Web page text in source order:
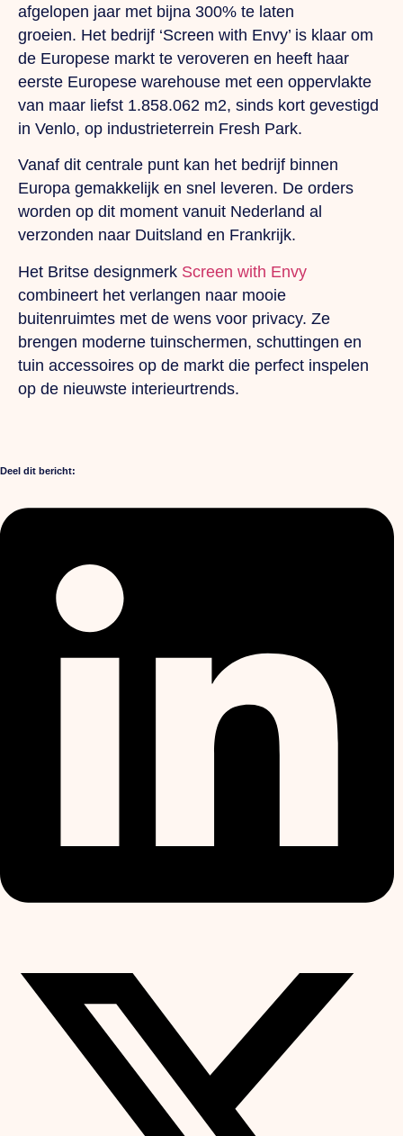
afgelopen jaar met bijna 300% te laten
groeien. Het bedrijf ‘Screen with Envy’ is klaar om
de Europese markt te veroveren en heeft haar
eerste Europese warehouse met een oppervlakte
van maar liefst 1.858.062 m2, sinds kort gevestigd
in Venlo, op industrieterrein Fresh Park.
Vanaf dit centrale punt kan het bedrijf binnen
Europa gemakkelijk en snel leveren. De orders
worden op dit moment vanuit Nederland al
verzonden naar Duitsland en Frankrijk.
Het Britse designmerk Screen with Envy
combineert het verlangen naar mooie
buitenruimtes met de wens voor privacy. Ze
brengen moderne tuinschermen, schuttingen en
tuin accessoires op de markt die perfect inspelen
op de nieuwste interieurtrends.
Deel dit bericht: